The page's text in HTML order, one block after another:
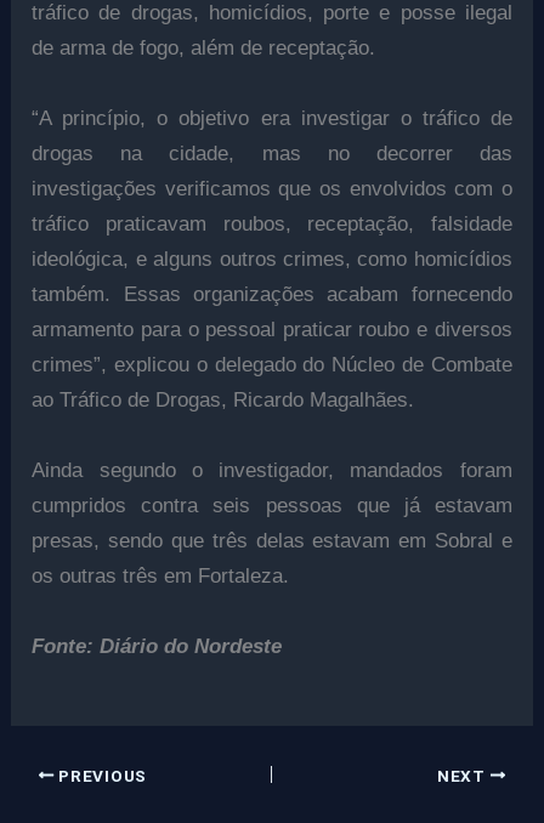
tráfico de drogas, homicídios, porte e posse ilegal
de arma de fogo, além de receptação.
“A princípio, o objetivo era investigar o tráfico de
drogas na cidade, mas no decorrer das
investigações verificamos que os envolvidos com o
tráfico praticavam roubos, receptação, falsidade
ideológica, e alguns outros crimes, como homicídios
também. Essas organizações acabam fornecendo
armamento para o pessoal praticar roubo e diversos
crimes”, explicou o delegado do Núcleo de Combate
ao Tráfico de Drogas, Ricardo Magalhães.
Ainda segundo o investigador, mandados foram
cumpridos contra seis pessoas que já estavam
presas, sendo que três delas estavam em Sobral e
os outras três em Fortaleza.
Fonte: Diário do Nordeste
PREVIOUS NEXT